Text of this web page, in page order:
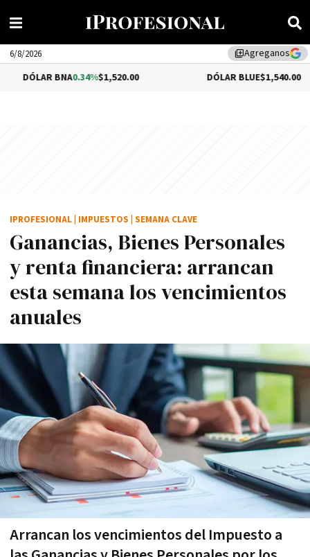
library_addAgreganos
6/8/2026
BNA0.34%$1,520.00 DÓLAR BLUE$1,540.00
Ganancias, Bienes Personales
y renta financiera: arrancan
esta semana los vencimientos
anuales
Arrancan los vencimientos del Impuesto a
IPROFESIONAL IMPUESTOS SEMANA CLAVE